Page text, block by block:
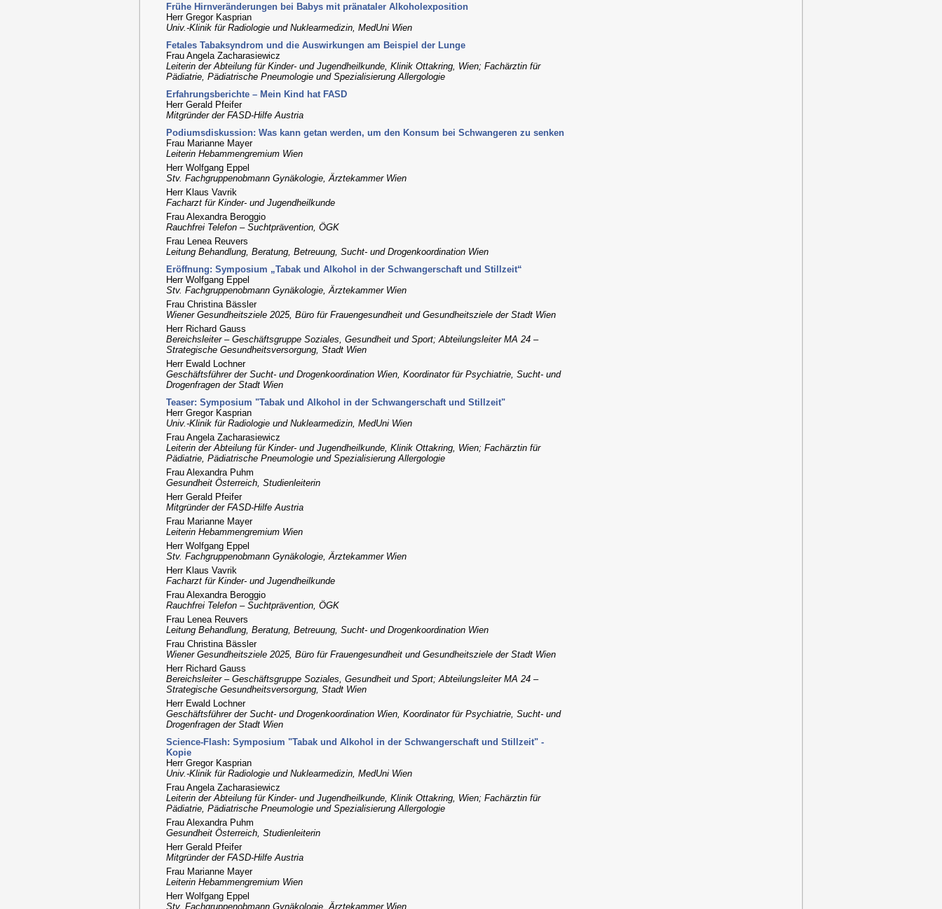
Frühe Hirnveränderungen bei Babys mit pränataler Alkoholexposition
Herr Gregor Kasprian
Univ.-Klinik für Radiologie und Nuklearmedizin, MedUni Wien
Fetales Tabaksyndrom und die Auswirkungen am Beispiel der Lunge
Frau Angela Zacharasiewicz
Leiterin der Abteilung für Kinder- und Jugendheilkunde, Klinik Ottakring, Wien; Fachärztin für
Pädiatrie, Pädiatrische Pneumologie und Spezialisierung Allergologie
Erfahrungsberichte – Mein Kind hat FASD
Herr Gerald Pfeifer
Mitgründer der FASD-Hilfe Austria
Podiumsdiskussion: Was kann getan werden, um den Konsum bei Schwangeren zu senken
Frau Marianne Mayer
Leiterin Hebammengremium Wien
Herr Wolfgang Eppel
Stv. Fachgruppenobmann Gynäkologie, Ärztekammer Wien
Herr Klaus Vavrik
Facharzt für Kinder- und Jugendheilkunde
Frau Alexandra Beroggio
Rauchfrei Telefon – Suchtprävention, ÖGK
Frau Lenea Reuvers
Leitung Behandlung, Beratung, Betreuung, Sucht- und Drogenkoordination Wien
Eröffnung: Symposium „Tabak und Alkohol in der Schwangerschaft und Stillzeit“
Herr Wolfgang Eppel
Stv. Fachgruppenobmann Gynäkologie, Ärztekammer Wien
Frau Christina Bässler
Wiener Gesundheitsziele 2025, Büro für Frauengesundheit und Gesundheitsziele der Stadt Wien
Herr Richard Gauss
Bereichsleiter – Geschäftsgruppe Soziales, Gesundheit und Sport; Abteilungsleiter MA 24 –
Strategische Gesundheitsversorgung, Stadt Wien
Herr Ewald Lochner
Geschäftsführer der Sucht- und Drogenkoordination Wien, Koordinator für Psychiatrie, Sucht- und
Drogenfragen der Stadt Wien
Teaser: Symposium "Tabak und Alkohol in der Schwangerschaft und Stillzeit"
Herr Gregor Kasprian
Univ.-Klinik für Radiologie und Nuklearmedizin, MedUni Wien
Frau Angela Zacharasiewicz
Leiterin der Abteilung für Kinder- und Jugendheilkunde, Klinik Ottakring, Wien; Fachärztin für
Pädiatrie, Pädiatrische Pneumologie und Spezialisierung Allergologie
Frau Alexandra Puhm
Gesundheit Österreich, Studienleiterin
Herr Gerald Pfeifer
Mitgründer der FASD-Hilfe Austria
Frau Marianne Mayer
Leiterin Hebammengremium Wien
Herr Wolfgang Eppel
Stv. Fachgruppenobmann Gynäkologie, Ärztekammer Wien
Herr Klaus Vavrik
Facharzt für Kinder- und Jugendheilkunde
Frau Alexandra Beroggio
Rauchfrei Telefon – Suchtprävention, ÖGK
Frau Lenea Reuvers
Leitung Behandlung, Beratung, Betreuung, Sucht- und Drogenkoordination Wien
Frau Christina Bässler
Wiener Gesundheitsziele 2025, Büro für Frauengesundheit und Gesundheitsziele der Stadt Wien
Herr Richard Gauss
Bereichsleiter – Geschäftsgruppe Soziales, Gesundheit und Sport; Abteilungsleiter MA 24 –
Strategische Gesundheitsversorgung, Stadt Wien
Herr Ewald Lochner
Geschäftsführer der Sucht- und Drogenkoordination Wien, Koordinator für Psychiatrie, Sucht- und
Drogenfragen der Stadt Wien
Science-Flash: Symposium "Tabak und Alkohol in der Schwangerschaft und Stillzeit" -
Kopie
Herr Gregor Kasprian
Univ.-Klinik für Radiologie und Nuklearmedizin, MedUni Wien
Frau Angela Zacharasiewicz
Leiterin der Abteilung für Kinder- und Jugendheilkunde, Klinik Ottakring, Wien; Fachärztin für
Pädiatrie, Pädiatrische Pneumologie und Spezialisierung Allergologie
Frau Alexandra Puhm
Gesundheit Österreich, Studienleiterin
Herr Gerald Pfeifer
Mitgründer der FASD-Hilfe Austria
Frau Marianne Mayer
Leiterin Hebammengremium Wien
Herr Wolfgang Eppel
Stv. Fachgruppenobmann Gynäkologie, Ärztekammer Wien